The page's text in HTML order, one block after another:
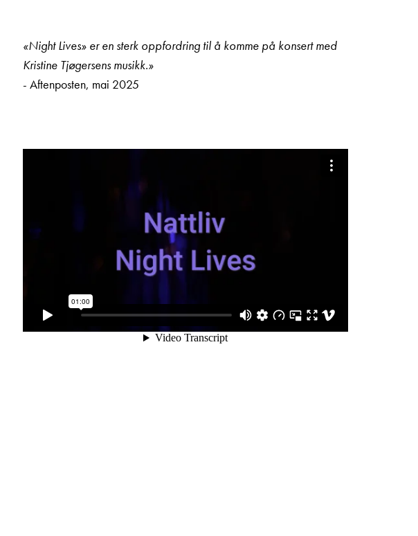
«Night Lives» er en sterk oppfordring til å komme på konsert med
Kristine Tjøgersens musikk.»
- Aftenposten, mai 2025